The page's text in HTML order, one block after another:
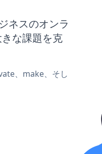
ネスのオンラ
な課題を克
、make、そし